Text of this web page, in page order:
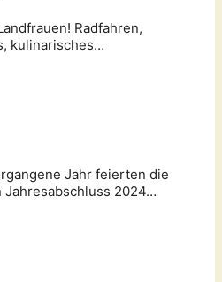
Radfahren,
kulinarisches…
Jahr feierten die
Jahresabschluss 2024…